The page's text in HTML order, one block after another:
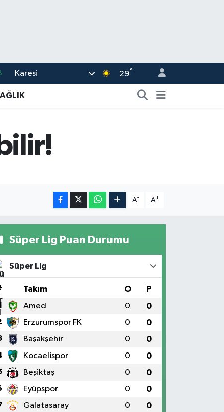
Karesi 29°
A- A+
Süper Lig Puan Durumu
Süper Lig
Takım O P
Amed 0 0
Erzurumspor FK 0 0
Başakşehir 0 0
Kocaelispor 0 0
Beşiktaş 0 0
Eyüpspor 0 0
Galatasaray 0 0